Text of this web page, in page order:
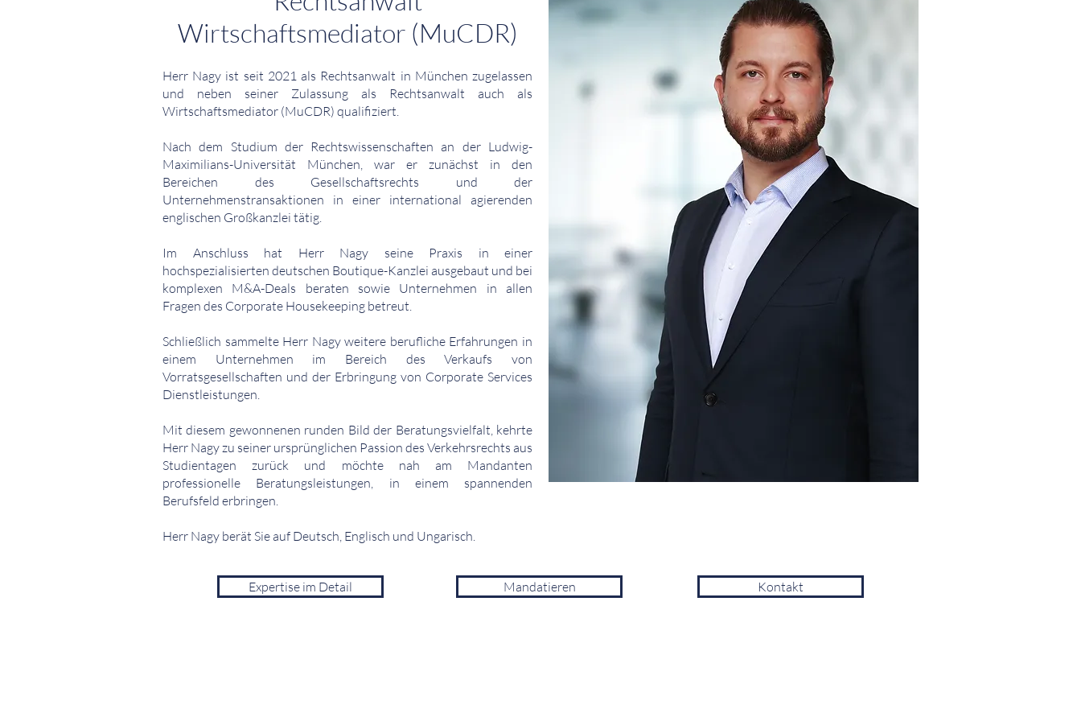
Wirtschaftsmediator (MuCDR)
Herr Nagy ist seit 2021 als Rechtsanwalt in München zugelassen
und neben seiner Zulassung als Rechtsanwalt auch als
Wirtschaftsmediator (MuCDR) qualifiziert.
Nach dem Studium der Rechtswissenschaften an der Ludwig-
Maximilians-Universität München, war er zunächst in den
Bereichen des Gesellschaftsrechts und der
Unternehmenstransaktionen in einer international agierenden
englischen Großkanzlei tätig.
Im Anschluss hat Herr Nagy seine Praxis in einer
hochspezialisierten deutschen Boutique-Kanzlei ausgebaut und bei
komplexen M&A-Deals beraten sowie Unternehmen in allen
Fragen des Corporate Housekeeping betreut.
Schließlich sammelte Herr Nagy weitere berufliche Erfahrungen in
einem Unternehmen im Bereich des Verkaufs von
Vorratsgesellschaften und der Erbringung von Corporate Services
Dienstleistungen.
Mit diesem gewonnenen runden Bild der Beratungsvielfalt, kehrte
Herr Nagy zu seiner ursprünglichen Passion des Verkehrsrechts aus
Studientagen zurück und möchte nah am Mandanten
professionelle Beratungsleistungen, in einem spannenden
Berufsfeld erbringen.
Herr Nagy berät Sie auf Deutsch, Englisch und Ungarisch.
Expertise im Detail Mandatieren Kontakt